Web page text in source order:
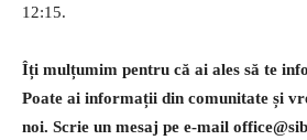
12:15.
Îți mulțumim pentru că ai ales să te
Poate ai informații din comunitate și
noi. Scrie un mesaj pe e-mail